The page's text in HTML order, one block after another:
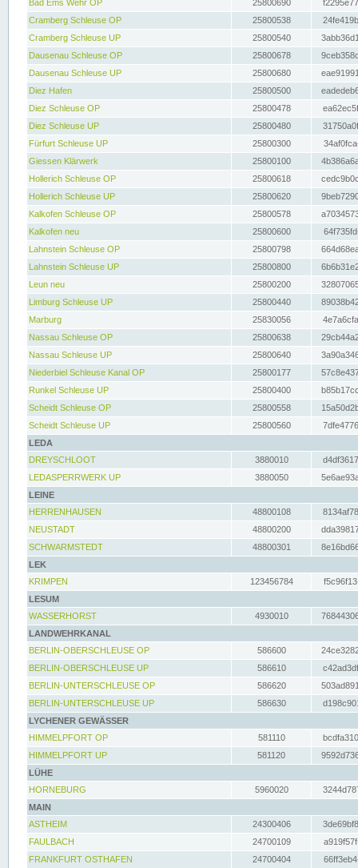
Bad Ems Wehr OP
25800690
Cramberg Schleuse OP
25800538
Cramberg Schleuse UP
25800540
Dausenau Schleuse OP
25800678
Dausenau Schleuse UP
25800680
Diez Hafen
25800500
Diez Schleuse OP
25800478
Diez Schleuse UP
25800480
Fürfurt Schleuse UP
25800300
Giessen Klärwerk
25800100
Hollerich Schleuse OP
25800618
Hollerich Schleuse UP
25800620
Kalkofen Schleuse OP
25800578
Kalkofen neu
25800600
Lahnstein Schleuse OP
25800798
Lahnstein Schleuse UP
25800800
Leun neu
25800200
Limburg Schleuse UP
25800440
Marburg
25830056
Nassau Schleuse OP
25800638
Nassau Schleuse UP
25800640
Niederbiel Schleuse Kanal OP
25800177
Runkel Schleuse UP
25800400
Scheidt Schleuse OP
25800558
Scheidt Schleuse UP
25800560
LEDA
DREYSCHLOOT
3880010
LEDASPERRWERK UP
3880050
LEINE
HERRENHAUSEN
48800108
NEUSTADT
48800200
SCHWARMSTEDT
48800301
LEK
KRIMPEN
123456784
LESUM
WASSERHORST
4930010
LANDWEHRKANAL
BERLIN-OBERSCHLEUSE OP
586600
BERLIN-OBERSCHLEUSE UP
586610
BERLIN-UNTERSCHLEUSE OP
586620
BERLIN-UNTERSCHLEUSE UP
586630
LYCHENER GEWÄSSER
HIMMELPFORT OP
581110
HIMMELPFORT UP
581120
LÜHE
HORNEBURG
5960020
MAIN
ASTHEIM
24300406
FAULBACH
24700109
FRANKFURT OSTHAFEN
24700404